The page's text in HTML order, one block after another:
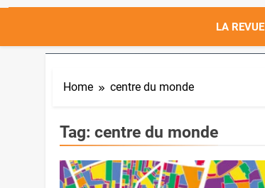
LA REVUE
Home centre du monde
Tag: centre du monde